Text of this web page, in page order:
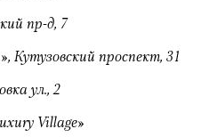
пр-д, 7
Кутузовский проспект, 31
ул., 2
Village»